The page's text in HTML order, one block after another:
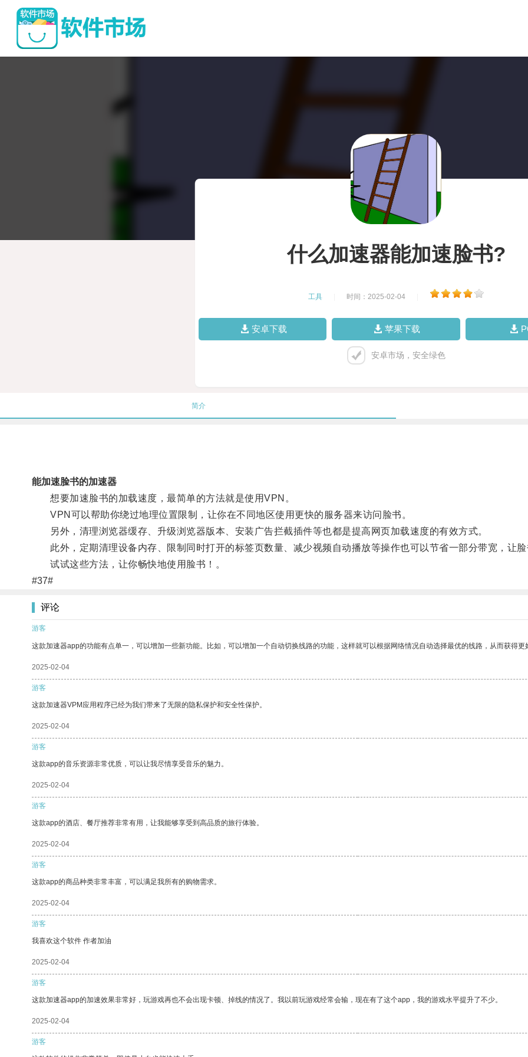
什么加速器能加速脸书?
工具 时间：2025-02-04
安卓下载 苹果下载
安卓市场，安全绿色
简介
能加速脸书的加速器
想要加速脸书的加载速度，最简单的方法就是使用VPN。
VPN可以帮助你绕过地理位置限制，让你在不同地区使用更快的服务器来访问脸书。
另外，清理浏览器缓存、升级浏览器版本、安装广告拦截插件等也都是提高网页加载速度的有效方式。
此外，定期清理设备内存、限制同时打开的标签页数量、减少视频自动播放等操作也可以节省一部分带宽，让脸
试试这些方法，让你畅快地使用脸书！。
#37#
评论
游客
这款加速器app的功能有点单一，可以增加一些新功能。比如，可以增加一个自动切换线路的功能，这样就可以根据网络情况自动选择最优的线路，从而获得更
2025-02-04
游客
这款加速器VPM应用程序已经为我们带来了无限的隐私保护和安全性保护。
2025-02-04
游客
这款app的音乐资源非常优质，可以让我尽情享受音乐的魅力。
2025-02-04
游客
这款app的酒店、餐厅推荐非常有用，让我能够享受到高品质的旅行体验。
2025-02-04
游客
这款app的商品种类非常丰富，可以满足我所有的购物需求。
2025-02-04
游客
我喜欢这个软件 作者加油
2025-02-04
游客
这款加速器app的加速效果非常好，玩游戏再也不会出现卡顿、掉线的情况了。我以前玩游戏经常会输，现在有了这个app，我的游戏水平提升了不少。
2025-02-04
游客